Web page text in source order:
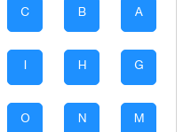
A
B
C
G
H
I
M
N
O